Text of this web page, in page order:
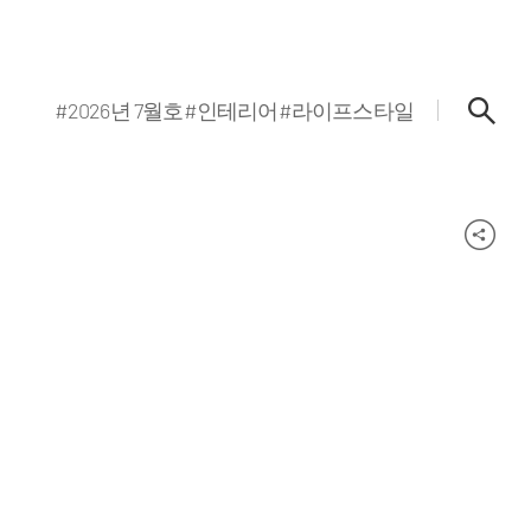
#2026년 7월호#인테리어#라이프스타일